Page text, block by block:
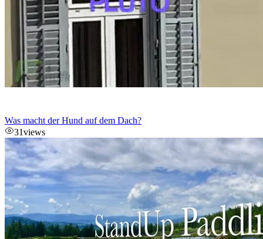
Was macht der Hund auf dem Dach?
31views